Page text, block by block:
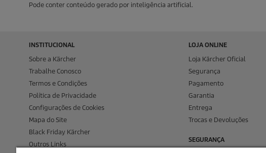
Pode conter conteúdo gerado por inteligência artificial.
INSTITUCIONAL
Sobre a Kärcher
Trabalhe Conosco
Termos e Condições
Política de Privacidade
Configurações de Cookies
Mapa do Site
Black Friday Kärcher
Outros Links
LOJA ONLINE
Loja Kärcher Oficial
Segurança
Pagamento
Garantia
Entrega
Trocas e Devoluções
SEGURANÇA